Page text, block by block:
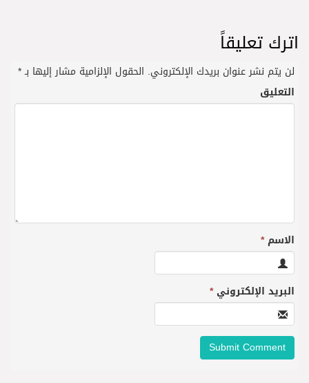
اترك تعليقاً
لن يتم نشر عنوان بريدك الإلكتروني. الحقول الإلزامية مشار إليها بـ*
التعليق
الاسم*
البريد الإلكتروني*